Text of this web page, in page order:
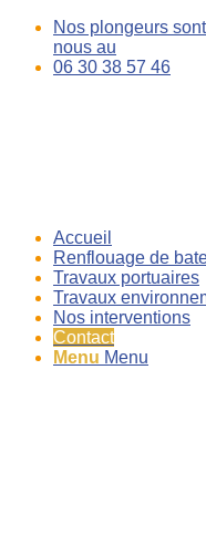
Nos plongeurs
nous au
06 30 38 57 46
Accueil
Renflouage de
Travaux portuaires
Travaux
Nos interventions
Contact
Menu Menu